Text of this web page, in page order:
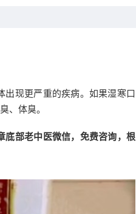
现更严重的疾病。如果湿寒口
、体臭。
底部老中医微信，免费咨询，根